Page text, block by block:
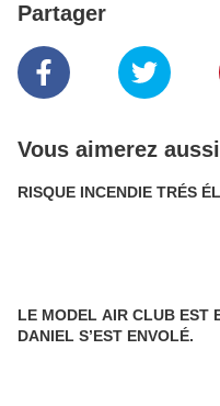
Partager
Vous aimerez aussi
LE MODEL AIR CLUB EST EN DEUIL :
DANIEL S’EST ENVOLÉ.